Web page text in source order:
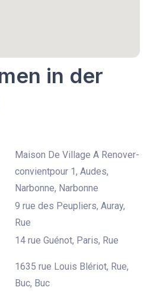
in der
Maison De Village A Renover-
convientpour 1, Audes,
Narbonne, Narbonne
9 rue des Peupliers, Auray,
Rue
14 rue Guénot, Paris, Rue
1635 rue Louis Blériot, Rue,
Buc, Buc